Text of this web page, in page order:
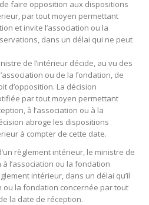
faire opposition aux dispositions
par tout moyen permettant
et invite l’association ou la
dans un délai qui ne peut
de l’intérieur décide, au vu des
ou de la fondation, de
d’opposition. La décision
par tout moyen permettant
à l’association ou à la
abroge les dispositions
à compter de cette date.
règlement intérieur, le ministre de
l’association ou la fondation
intérieur, dans un délai qu’il
ou la fondation concernée par tout
la date de réception.